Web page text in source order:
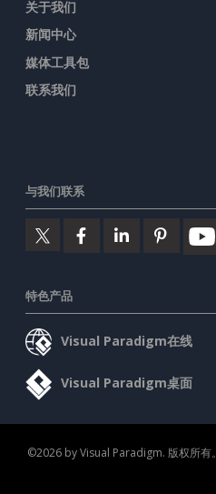
关于我们
新闻中心
媒体工具包
联系我们
与我们联系
特色产品
Visual Paradigm在线
Visual Paradigm桌面
©2026 by Visual Paradigm. 版权所有。